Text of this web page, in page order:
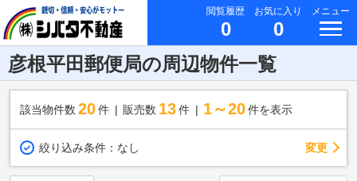
閲覧履歴
0
お気に入り
0
メニュー
彦根平田郵便局の周辺物件一覧
該当物件数 20件 販売数 13 件 1～20 件を表示
絞り込み条件： なし 変更